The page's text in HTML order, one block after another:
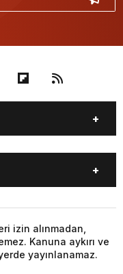
ÖZEL
izin alınmadan,
Kanuna aykırı ve
yayınlanamaz.